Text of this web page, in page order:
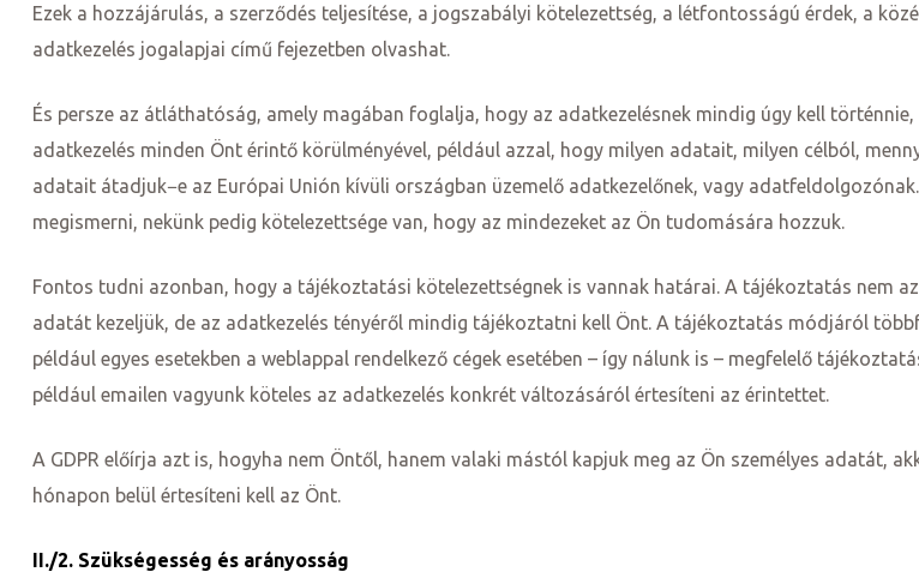
Ezek a hozzájárulás, a szerződés teljesítése, a jogszabályi kötelezettség, a létfontosságú érdek, a
adatkezelés jogalapjai című fejezetben olvashat.
És persze az átláthatóság, amely magában foglalja, hogy az adatkezelésnek mindig úgy kell
adatkezelés minden Önt érintő körülményével, például azzal, hogy milyen adatait, milyen célból,
adatait átadjuk−e az Európai Unión kívüli országban üzemelő adatkezelőnek, vagy
megismerni, nekünk pedig kötelezettsége van, hogy az mindezeket az Ön tudomására hozzuk.
Fontos tudni azonban, hogy a tájékoztatási kötelezettségnek is vannak határai. A tájékoztatás nem
adatát kezeljük, de az adatkezelés tényéről mindig tájékoztatni kell Önt. A tájékoztatás módjáról
például egyes esetekben a weblappal rendelkező cégek esetében – így nálunk is – megfelelő
például emailen vagyunk köteles az adatkezelés konkrét változásáról értesíteni az érintettet.
A GDPR előírja azt is, hogyha nem Öntől, hanem valaki mástól kapjuk meg az Ön személyes adatát,
hónapon belül értesíteni kell az Önt.
II./2. Szükségesség és arányosság